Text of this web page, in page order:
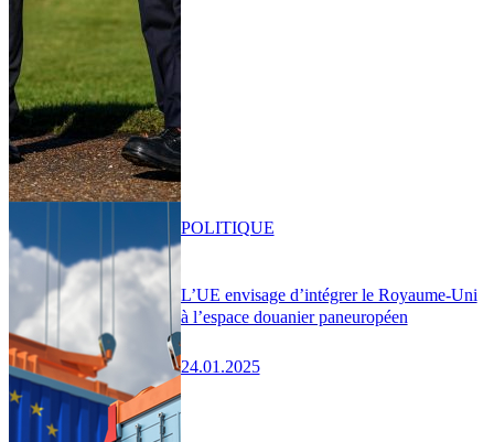
L’UE envisage d’intégrer le Royaume-Uni
à l’espace douanier paneuropéen
24.01.2025
POLITIQUE